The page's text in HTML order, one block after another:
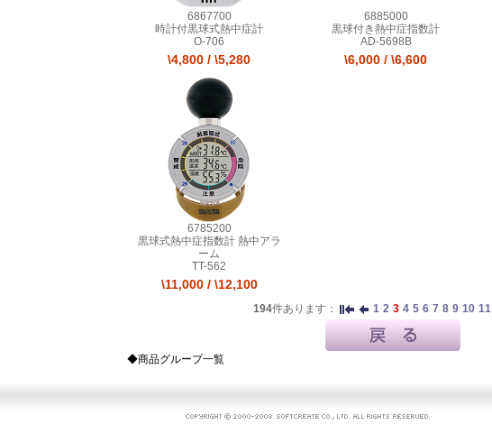
6867700
時計付黒球式熱中症計
O-706
\4,800 / \5,280
6885000
黒球付き熱中症指数計
AD-5698B
\6,000 / \6,600
6785200
黒球式熱中症指数計 熱中アラ
ーム
TT-562
\11,000/ \12,100
194件あります： 1 2 3 4 5 6 7 8 9 10 11
◆商品グループ一覧